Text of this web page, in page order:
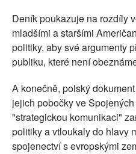
Deník poukazuje na rozdíly
mladšími a staršími
politiky, aby své argumenty
publiku, které není
A konečně, polský
jejich pobočky ve
"strategickou komunikaci"
politiky a vtloukaly do hlavy
spojenectví s evropskými